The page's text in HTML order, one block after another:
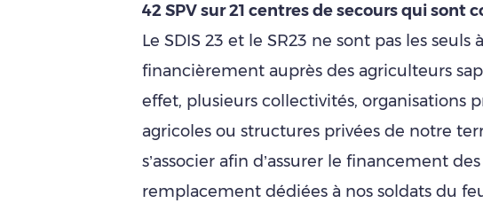
42 SPV sur 21 centres de secours qui sont
Le SDIS 23 et le SR23 ne sont pas les seuls
financièrement auprès des agriculteurs
effet, plusieurs collectivités, organisations
agricoles ou structures privées de notre
s’associer afin d’assurer le financement
remplacement dédiées à nos soldats du